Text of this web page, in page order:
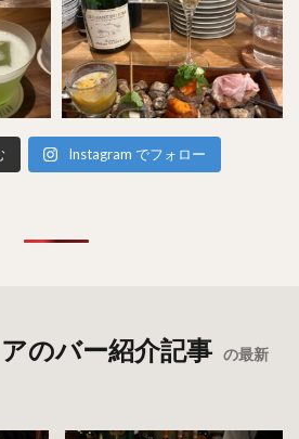
Instagram でフォロー
のバー紹介記事 の最新